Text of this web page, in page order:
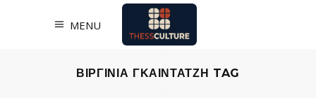
MENU
ΒΙΡΓΙΝΙΑ ΓΚΑΙΝΤΑΤΖΗ TAG